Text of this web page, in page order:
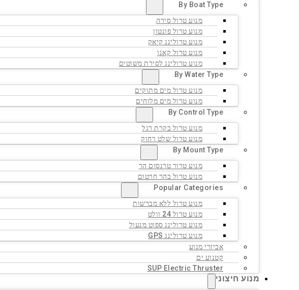
By Boat Type
מנוע טרול סירה
מנוע טרול פונטון
מנוע טרולינג קיאק
מנוע טרול קאנו
מנוע טרולינג לסירת משוטים
By Water Type
מנוע טרול מים מתוקים
מנוע טרול מים מלוחים
By Control Type
מנוע טרול בקרת רגל
מנוע טרול שלט רחוק
By Mount Type
מנוע טרור טרנסום הר
מנוע טרול בהר חרטום
Popular Categories
מנוע טרול ללא מברשות
מנוע טרול 24 וולט
מנוע טרולינג ספוט מנעול
מנוע טרולינג GPS
אביזרי מנוע
קטנוע ים
SUP Electric Thruster
מנוע חיצוני